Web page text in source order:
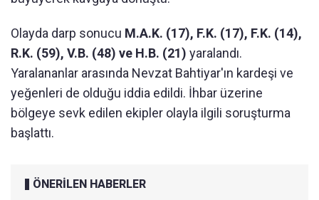
Olayda darp sonucu M.A.K. (17), F.K. (17), F.K. (14),
R.K. (59), V.B. (48) ve H.B. (21) yaralandı.
Yaralananlar arasında Nevzat Bahtiyar'ın kardeşi ve
yeğenleri de olduğu iddia edildi. İhbar üzerine
bölgeye sevk edilen ekipler olayla ilgili soruşturma
başlattı.
ÖNERİLEN HABERLER